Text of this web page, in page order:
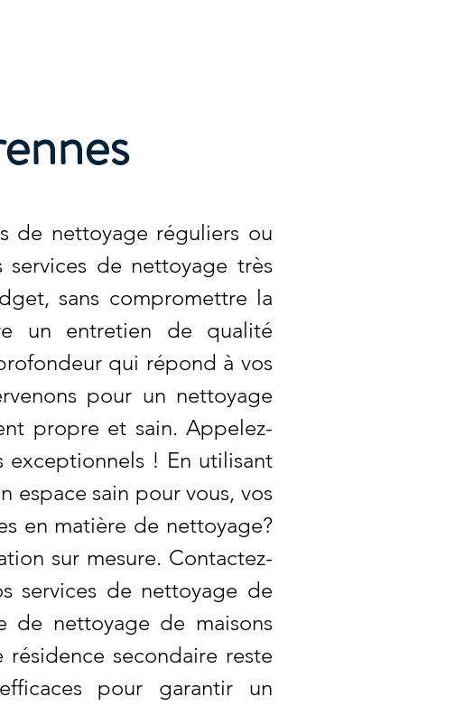
de nettoyage réguliers ou
de nettoyage très
sans compromettre la
un entretien de qualité
qui répond à vos
pour un nettoyage
propre et sain. Appelez-
exceptionnels ! En utilisant
espace sain pour vous, vos
en matière de nettoyage?
sur mesure. Contactez-
services de nettoyage de
de nettoyage de maisons
secondaire reste
pour garantir un